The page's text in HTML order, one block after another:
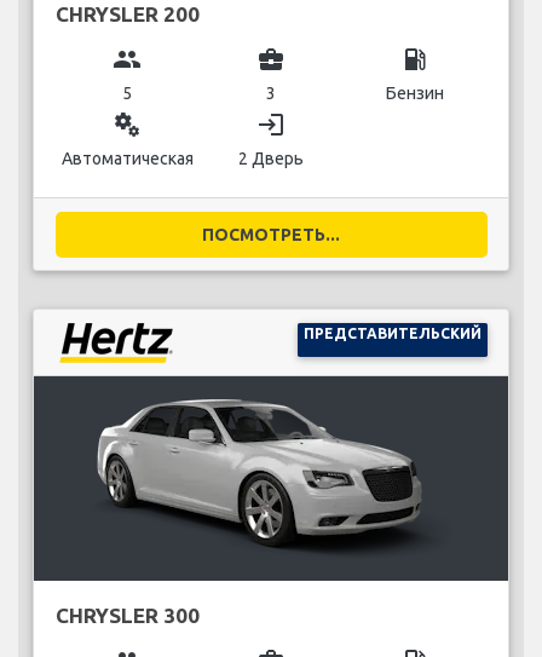
CHRYSLER 200
group
5
business_center
3
local_gas_station
Бензин
miscellaneous_services
Автоматическая
login
2 Дверь
ПОСМОТРЕТЬ...
ПРЕДСТАВИТЕЛЬСКИЙ
CHRYSLER 300